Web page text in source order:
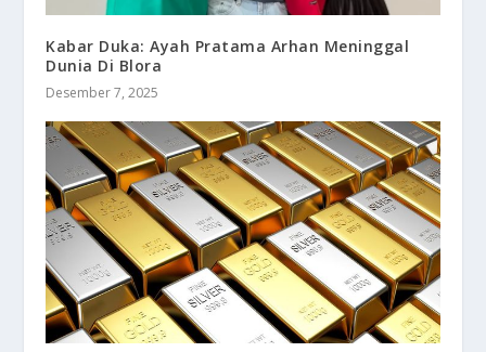
Kabar Duka: Ayah Pratama Arhan Meninggal
Dunia Di Blora
Desember 7, 2025